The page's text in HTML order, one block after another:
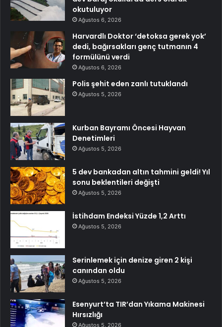
okutuluyor
Ağustos 6, 2026
Harvardlı Doktor ‘detoksa gerek yok’
dedi, bağırsakları genç tutmanın 4
formülünü verdi
Ağustos 6, 2026
Polis şehit eden zanlı tutuklandı
Ağustos 5, 2026
Kurban Bayramı Öncesi Hayvan
Denetimleri
Ağustos 5, 2026
5 dev bankadan altın tahmini geldi! Yıl
sonu beklentileri değişti
Ağustos 5, 2026
İstihdam Endeksi Yüzde 1,2 Arttı
Ağustos 5, 2026
Serinlemek için denize giren 2 kişi
canından oldu
Ağustos 5, 2026
Esenyurt’ta TIR’dan Yıkama Makinesi
Hırsızlığı
Ağustos 5, 2026